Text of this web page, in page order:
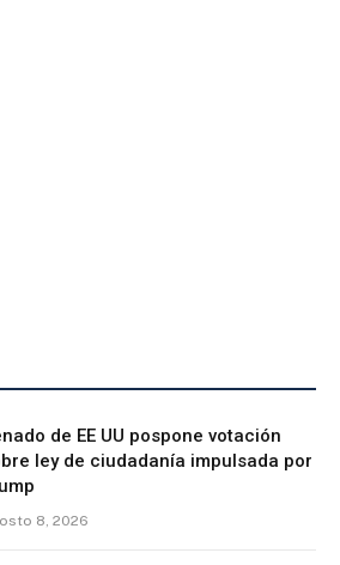
de EE UU pospone votación
ley de ciudadanía impulsada por
8, 2026